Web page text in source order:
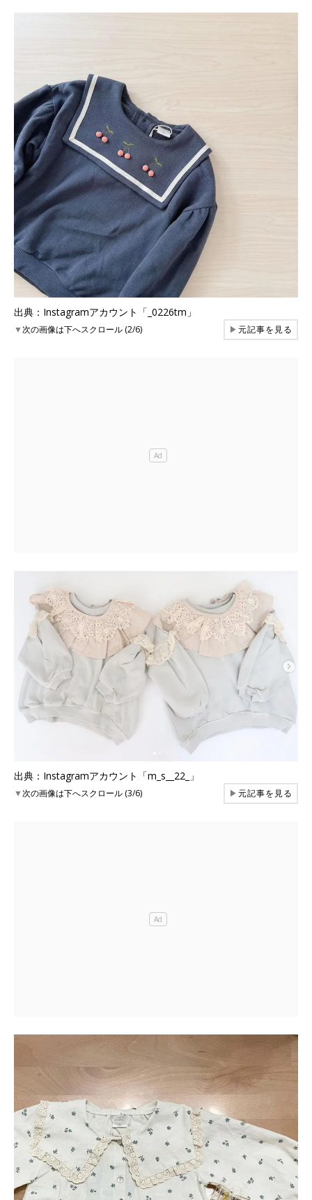
出典：Instagramアカウント「_0226tm」
▼次の画像は下へスクロール (2/6) ▶元記事を見る
出典：Instagramアカウント「m_s__22_」
▼次の画像は下へスクロール (3/6) ▶元記事を見る